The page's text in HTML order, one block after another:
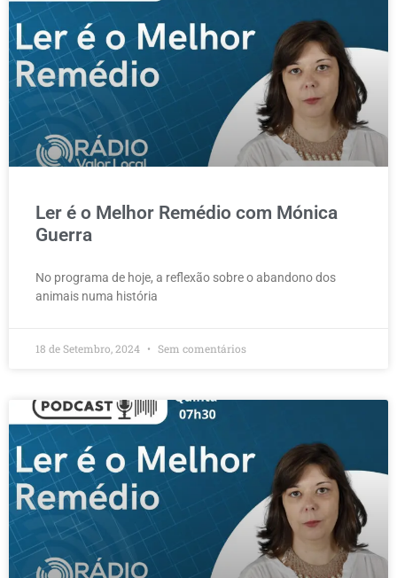
Ler é o Melhor Remédio com Mónica
Guerra
No programa de hoje, a reflexão sobre o abandono dos
animais numa história
18 de Setembro, 2024 Sem comentários